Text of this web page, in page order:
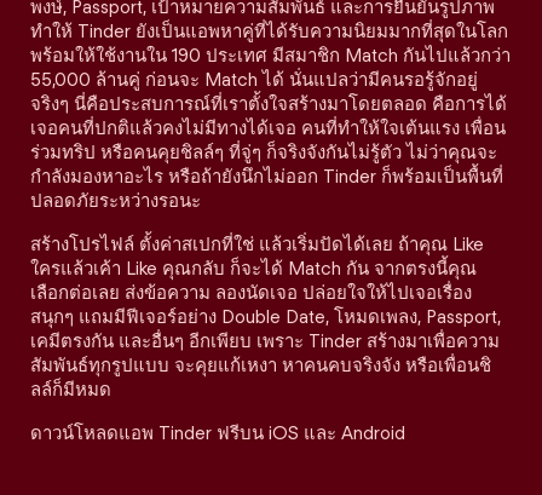
พงษ์, Passport, เป้าหมายความสัมพันธ์ และการยืนยันรูปภาพ
ทำให้ Tinder ยังเป็นแอพหาคู่ที่ได้รับความนิยมมากที่สุดในโลก
พร้อมให้ใช้งานใน 190 ประเทศ มีสมาชิก Match กันไปแล้วกว่า
55,000 ล้านคู่ ก่อนจะ Match ได้ นั่นแปลว่ามีคนรอรู้จักอยู่
จริงๆ นี่คือประสบการณ์ที่เราตั้งใจสร้างมาโดยตลอด คือการได้
เจอคนที่ปกติแล้วคงไม่มีทางได้เจอ คนที่ทำให้ใจเต้นแรง เพื่อน
ร่วมทริป หรือคนคุยชิลล์ๆ ที่จู่ๆ ก็จริงจังกันไม่รู้ตัว ไม่ว่าคุณจะ
กำลังมองหาอะไร หรือถ้ายังนึกไม่ออก Tinder ก็พร้อมเป็นพื้นที่
ปลอดภัยระหว่างรอนะ
สร้างโปรไฟล์ ตั้งค่าสเปกที่ใช่ แล้วเริ่มปัดได้เลย ถ้าคุณ Like
ใครแล้วเค้า Like คุณกลับ ก็จะได้ Match กัน จากตรงนี้คุณ
เลือกต่อเลย ส่งข้อความ ลองนัดเจอ ปล่อยใจให้ไปเจอเรื่อง
สนุกๆ แถมมีฟีเจอร์อย่าง Double Date, โหมดเพลง, Passport,
เคมีตรงกัน และอื่นๆ อีกเพียบ เพราะ Tinder สร้างมาเพื่อความ
สัมพันธ์ทุกรูปแบบ จะคุยแก้เหงา หาคนคบจริงจัง หรือเพื่อนชิ
ลล์ก็มีหมด
ดาวน์โหลดแอพ Tinder ฟรีบน iOS และ Android